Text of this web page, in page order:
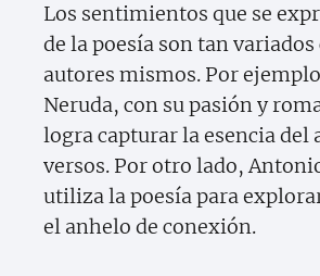
Los sentimientos que se
de la poesía son tan
autores mismos. Por
Neruda, con su pasión y
logra capturar la esencia del
versos. Por otro lado,
utiliza la poesía para
el anhelo de conexión.